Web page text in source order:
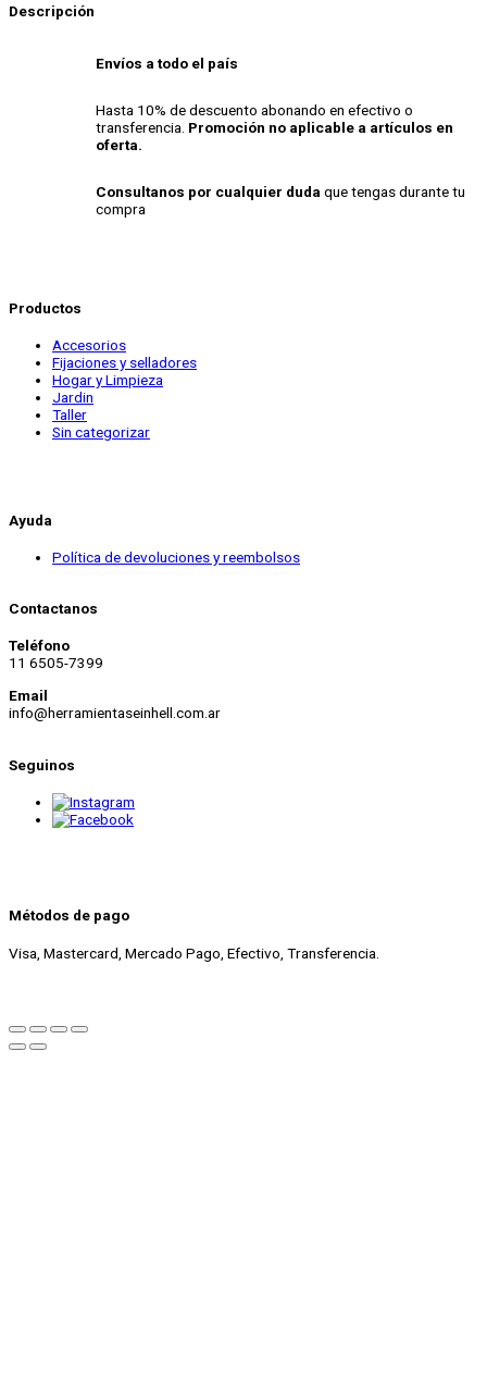
F
Descripción
Envíos a todo el país
Hasta 10% de descuento abonando en efectivo o
transferencia. Promoción no aplicable a artículos en
oferta.
Consultanos por cualquier duda que tengas durante tu
compra
Productos
Accesorios
Fijaciones y selladores
Hogar y Limpieza
Jardin
Taller
Sin categorizar
Ayuda
Política de devoluciones y reembolsos
Contactanos
Teléfono
11 6505-7399
Email
info@herramientaseinhell.com.ar
Seguinos
Métodos de pago
Visa, Mastercard, Mercado Pago, Efectivo, Transferencia.